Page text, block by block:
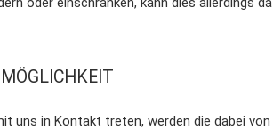
uns in Kontakt treten, werden die dabei